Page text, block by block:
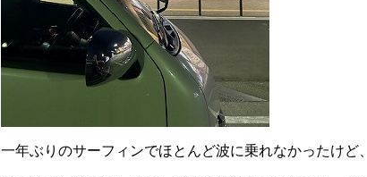
一年ぶりのサーフィンでほとんど波に乗れなかったけど、